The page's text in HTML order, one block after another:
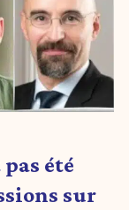
été
sur